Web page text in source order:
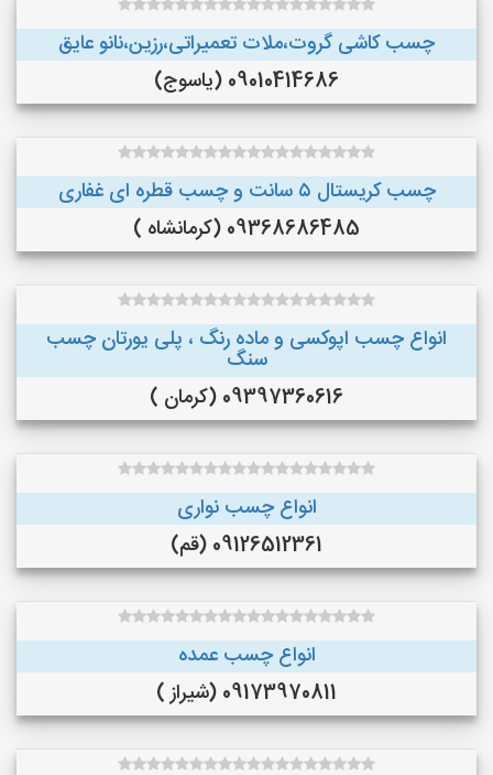
چسب کاشی گروت،ملات تعمیراتی،رزین،نانو عایق
09010414686 (یاسوج)
چسب کریستال ۵ سانت و چسب قطره ای غفاری
09368686485 (کرمانشاه )
انواع چسب اپوکسی و ماده رنگ ، پلی یورتان چسب
سنگ
09397360616 (کرمان )
انواع چسب نواری
09126512361 (قم)
انواع چسب عمده
09173970811 (شیراز )